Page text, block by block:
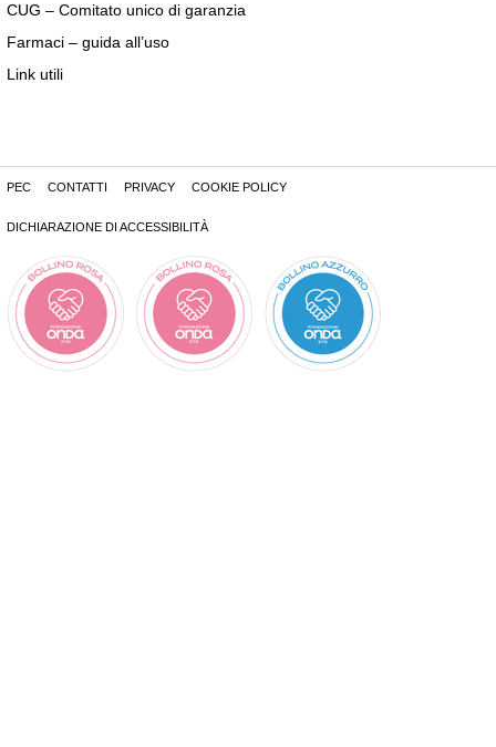
CUG – Comitato unico di garanzia
Farmaci – guida all’uso
Link utili
PEC CONTATTI PRIVACY COOKIE POLICY
DICHIARAZIONE DI ACCESSIBILITÀ